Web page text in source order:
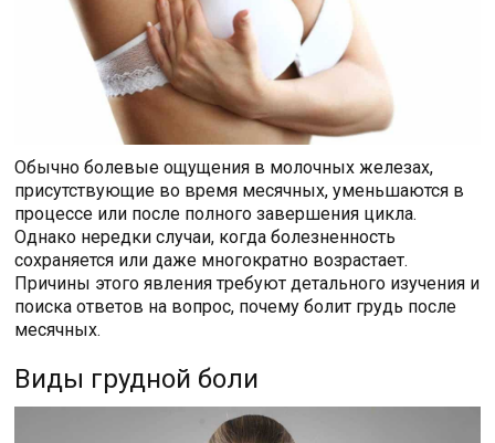
Обычно болевые ощущения в молочных железах,
присутствующие во время месячных, уменьшаются в
процессе или после полного завершения цикла.
Однако нередки случаи, когда болезненность
сохраняется или даже многократно возрастает.
Причины этого явления требуют детального изучения и
поиска ответов на вопрос, почему болит грудь после
месячных.
Виды грудной боли